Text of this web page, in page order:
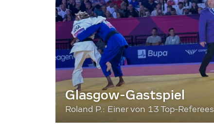
Glasgow-Gastspiel
Roland P.: Einer von 13 Top-Referees